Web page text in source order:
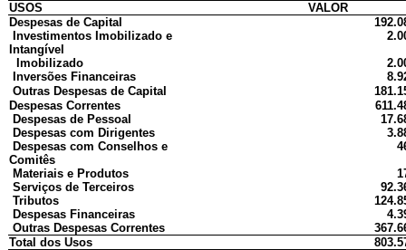
USOS
VALOR
Despesas de Capital
Investimentos Imobilizado e
Intangível
Imobilizado
Inversões Financeiras
Outras Despesas de Capital
Despesas Correntes
Despesas de Pessoal
Despesas com Dirigentes
Despesas com Conselhos e
Comitês
Materiais e Produtos
Serviços de Terceiros
Tributos
Despesas Financeiras
Outras Despesas Correntes
Total dos Usos